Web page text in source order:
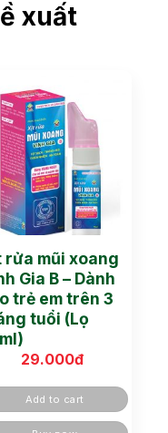
xuất
rửa mũi xoang
Gia B – Dành
trẻ em trên 3
tuổi (Lọ
29.000đ
Add to cart